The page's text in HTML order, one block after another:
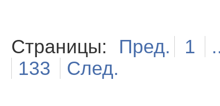
Страницы: Пред. 1
133
След.